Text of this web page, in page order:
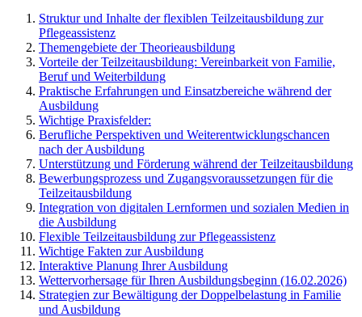
Struktur und Inhalte der flexiblen Teilzeitausbildung zur
Pflegeassistenz
Themengebiete der Theorieausbildung
Vorteile der Teilzeitausbildung: Vereinbarkeit von Familie,
Beruf und Weiterbildung
Praktische Erfahrungen und Einsatzbereiche während der
Ausbildung
Wichtige Praxisfelder:
Berufliche Perspektiven und Weiterentwicklungschancen
nach der Ausbildung
Unterstützung und Förderung während der Teilzeitausbildung
Bewerbungsprozess und Zugangsvoraussetzungen für die
Teilzeitausbildung
Integration von digitalen Lernformen und sozialen Medien in
die Ausbildung
Flexible Teilzeitausbildung zur Pflegeassistenz
Wichtige Fakten zur Ausbildung
Interaktive Planung Ihrer Ausbildung
Wettervorhersage für Ihren Ausbildungsbeginn (16.02.2026)
Strategien zur Bewältigung der Doppelbelastung in Familie
und Ausbildung